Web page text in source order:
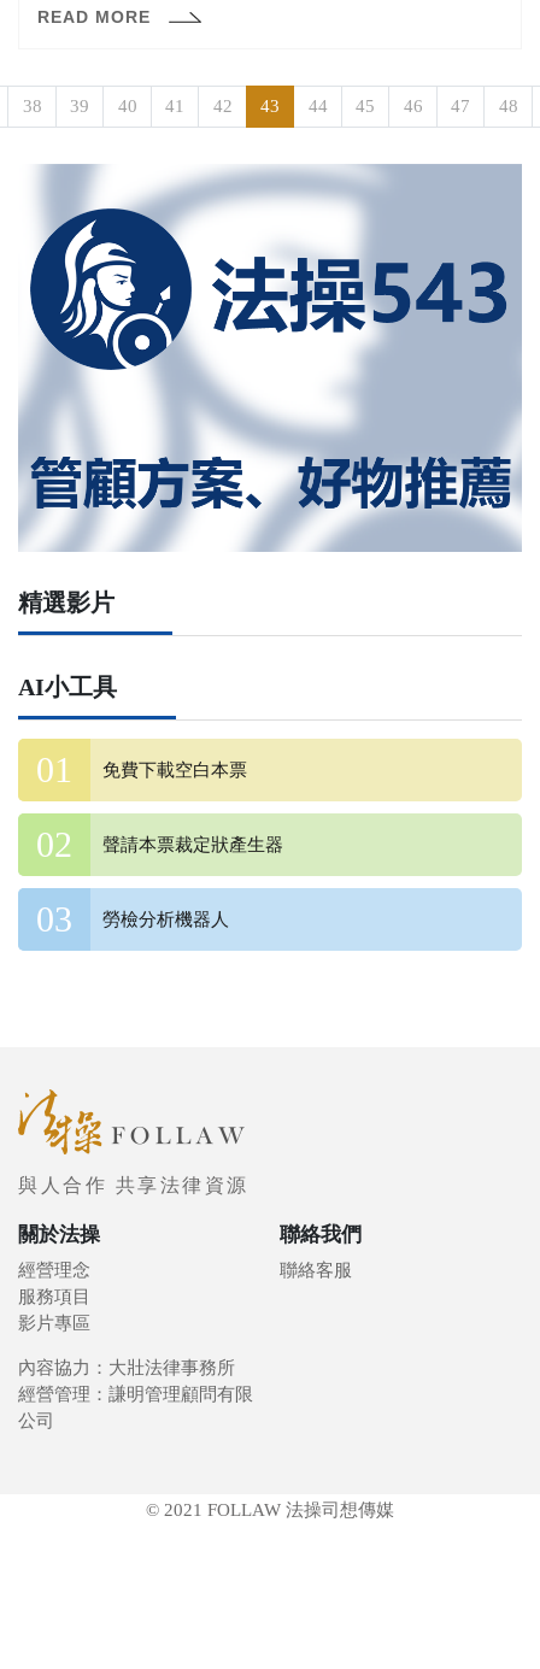
她是最高法院史上第四位女性大法官。（曾）與她同期在
Ginsburg）。
READ MORE
38 39 40 41 42 43 44 45 46 47 48
精選影片
AI小工具
免費下載空白本票
聲請本票裁定狀產生器
勞檢分析機器人
與人合作 共享法律資源
關於法操
經營理念
服務項目
影片專區
聯絡我們
聯絡客服
內容協力：大壯法律事務所
經營管理：謙明管理顧問有限
公司
© 2021 FOLLAW 法操司想傳媒